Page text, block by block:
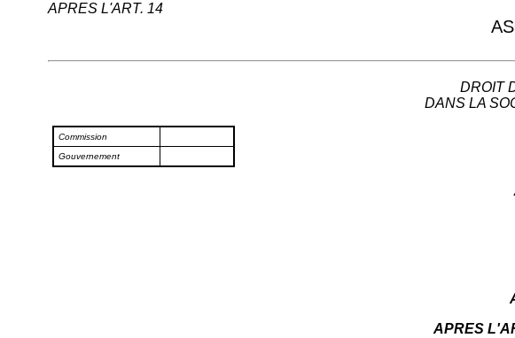
APRES L'ART. 14
DROIT
DANS LA
Commission
Gouvernement
APRES